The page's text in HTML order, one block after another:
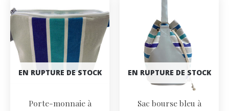
EN RUPTURE DE STOCK
Porte-monnaie à
EN RUPTURE DE STOCK
Sac bourse bleu à